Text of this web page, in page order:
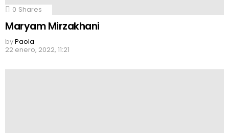
0 Shares
Maryam Mirzakhani
byPaola
22 enero, 2022, 11:21